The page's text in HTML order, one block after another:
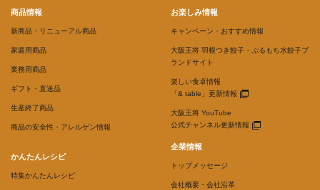
商品情報
新商品・リニューアル商品
家庭用商品
業務用商品
ギフト・直送品
生産終了商品
商品の安全性・アレルゲン情報
お楽しみ情報
キャンペーン・おすすめ情報
大阪王将 羽根つき餃子・ぷるもち水餃子ブ
ランドサイト
楽しい食卓情報
「& table」更新情報
大阪王将 YouTube
公式チャンネル更新情報
かんたんレシピ
特集かんたんレシピ
企業情報
トップメッセージ
会社概要・会社沿革